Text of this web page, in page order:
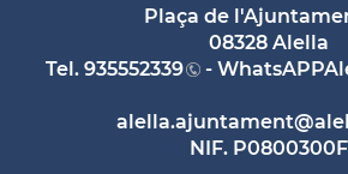
Plaça de
08328 Alella
Tel. 935552339 -
alella.ajuntament
NIF. P0800300F